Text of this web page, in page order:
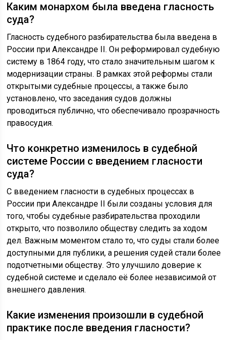
Каким монархом была введена гласность
суда?
Гласность судебного разбирательства была введена в
России при Александре II. Он реформировал судебную
систему в 1864 году, что стало значительным шагом к
модернизации страны. В рамках этой реформы стали
открытыми судебные процессы, а также было
установлено, что заседания судов должны
проводиться публично, что обеспечивало прозрачность
правосудия.
Что конкретно изменилось в судебной
системе России с введением гласности
суда?
С введением гласности в судебных процессах в
России при Александре II были созданы условия для
того, чтобы судебные разбирательства проходили
открыто, что позволило обществу следить за ходом
дел. Важным моментом стало то, что суды стали более
доступными для публики, а решения судей стали более
подотчетными обществу. Это улучшило доверие к
судебной системе и сделало её более независимой от
внешнего давления.
Какие изменения произошли в судебной
практике после введения гласности?